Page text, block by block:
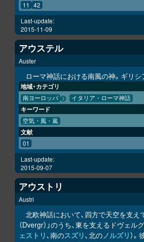
11 42
Last-update:
2015-11-09
アウステル
Auster
ローマ神話における南風の神。ギリシ
地域・カテゴリ
南ヨーロッパ イタリア・ローマ神話
キーワード
空気・風・嵐
文献
01
Last-update:
2015-09-07
アウストリ
Austri
北欧神話において、四方で天空を支え
（Dvergr）」のうち、東を支えるドヴェル
ェストリ 、南のスズリ 、北のノルズリ）